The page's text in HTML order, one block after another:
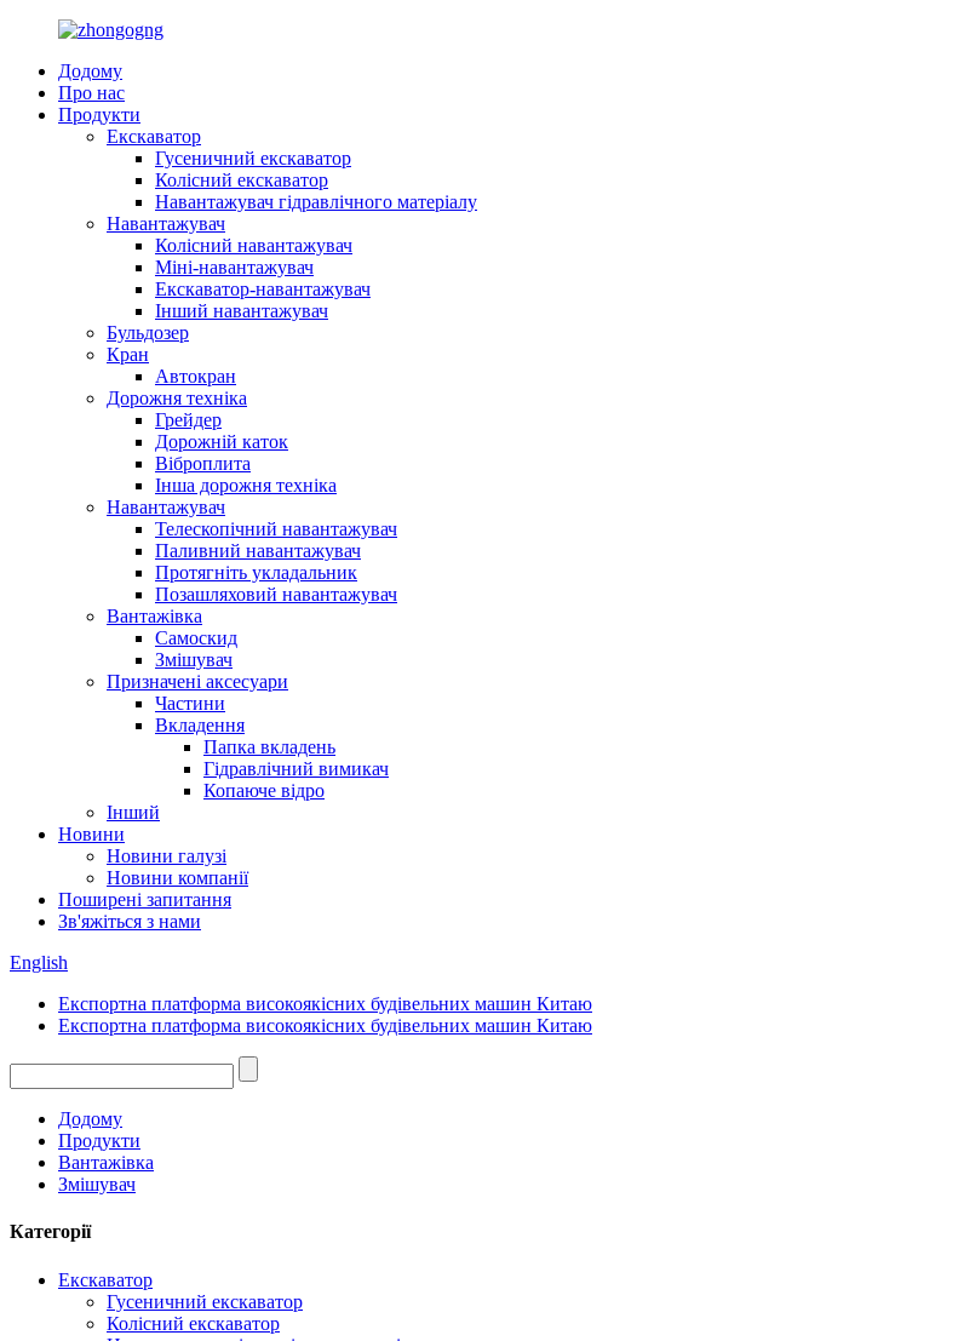
Додому
Про нас
Продукти
Екскаватор
Гусеничний екскаватор
Колісний екскаватор
Навантажувач гідравлічного матеріалу
Навантажувач
Колісний навантажувач
Міні-навантажувач
Екскаватор-навантажувач
Інший навантажувач
Бульдозер
Кран
Автокран
Дорожня техніка
Грейдер
Дорожній каток
Віброплита
Інша дорожня техніка
Навантажувач
Телескопічний навантажувач
Паливний навантажувач
Протягніть укладальник
Позашляховий навантажувач
Вантажівка
Самоскид
Змішувач
Призначені аксесуари
Частини
Вкладення
Папка вкладень
Гідравлічний вимикач
Копаюче відро
Інший
Новини
Новини галузі
Новини компанії
Поширені запитання
Зв'яжіться з нами
English
Експортна платформа високоякісних будівельних машин Китаю
Експортна платформа високоякісних будівельних машин Китаю
Додому
Продукти
Вантажівка
Змішувач
Категорії
Екскаватор
Гусеничний екскаватор
Колісний екскаватор